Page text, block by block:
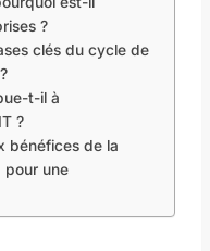
?
clés du cycle de
t-il à
?
bénéfices de la
pour une